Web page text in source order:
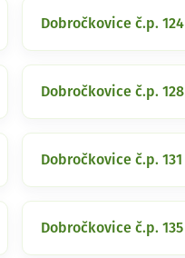
Dobročkovice č.p. 124
Dobročkovice č.p. 128
Dobročkovice č.p. 131
Dobročkovice č.p. 135